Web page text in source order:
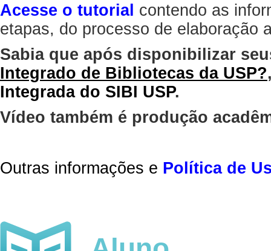
Acesse o tutorial contendo as
etapas, do processo de elaboração
Sabia que após disponibilizar
Integrado de Bibliotecas da USP?
Integrada do SIBI USP.
Vídeo também é produção
Outras informações e Política de